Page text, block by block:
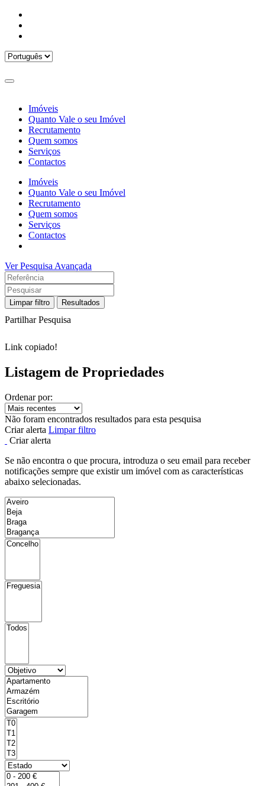
Imóveis
Quanto Vale o seu Imóvel
Recrutamento
Quem somos
Serviços
Contactos
Imóveis
Quanto Vale o seu Imóvel
Recrutamento
Quem somos
Serviços
Contactos
Ver Pesquisa Avançada
Limpar filtro Resultados
Partilhar Pesquisa
Link copiado!
Listagem de Propriedades
Ordenar por:
Não foram encontrados resultados para esta pesquisa
Criar alerta Limpar filtro
Criar alerta
Se não encontra o que procura, introduza o seu email para receber
notificações sempre que existir um imóvel com as características
abaixo selecionadas.